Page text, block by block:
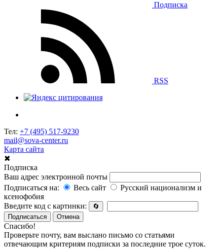
Подписка
RSS
Тел: +7 (495) 517-9230
mail@sova-center.ru
Карта сайта
✖
Подписка
Ваш адрес электронной почты
Подписаться на:
Весь сайт
Русский национализм и
ксенофобия
Введите код с картинки:
🔄
Подписаться
Отмена
Спасибо!
Проверьте почту, вам выслано письмо со статьями
отвечающим критериям подписки за последние трое суток.